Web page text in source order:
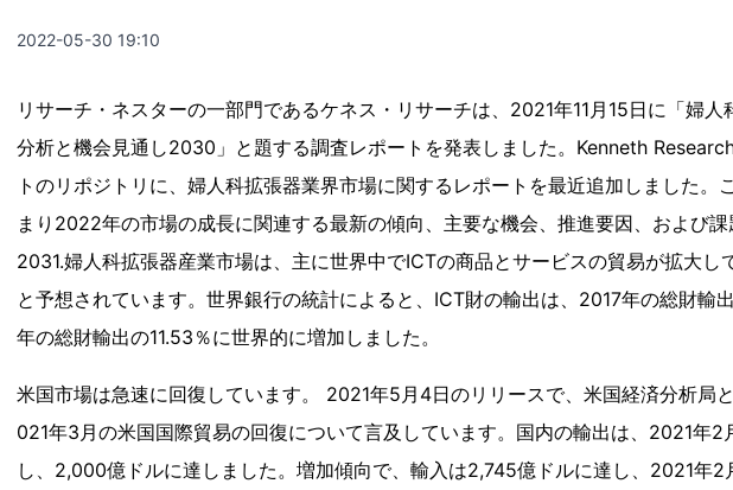
2022-05-30 19:10
リサーチ・ネスターの一部門であるケネス・リサーチは、2021年11月15日に「婦
分析と機会見通し2030」と題する調査レポートを発表しました。Kenneth
トのリポジトリに、婦人科拡張器業界市場に関するレポートを最近追加しました。
まり2022年の市場の成長に関連する最新の傾向、主要な機会、推進要因、および課
2031.婦人科拡張器産業市場は、主に世界中でICTの商品とサービスの貿易が拡大し
と予想されています。世界銀行の統計によると、ICT財の輸出は、2017年の総財輸
年の総財輸出の11.53％に世界的に増加しました。
米国市場は急速に回復しています。 2021年5月4日のリリースで、米国経済分析局
021年3月の米国国際貿易の回復について言及しています。国内の輸出は、2021年2
し、2,000億ドルに達しました。増加傾向で、輸入は2,745億ドルに達し、2021年2